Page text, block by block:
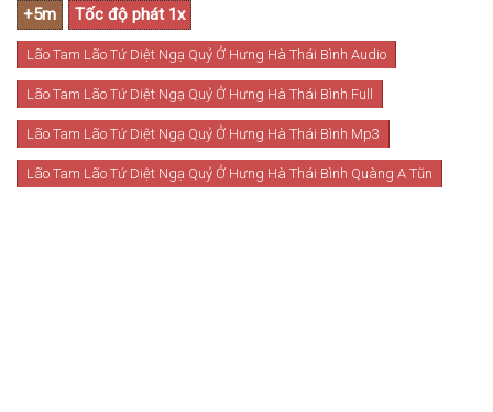
Lão Tam Lão Tứ Diệt Ngạ Quỷ Ở Hưng Hà Thái Bình Audio
Lão Tam Lão Tứ Diệt Ngạ Quỷ Ở Hưng Hà Thái Bình Full
Lão Tam Lão Tứ Diệt Ngạ Quỷ Ở Hưng Hà Thái Bình Mp3
Lão Tam Lão Tứ Diệt Ngạ Quỷ Ở Hưng Hà Thái Bình Quàng A Tũn